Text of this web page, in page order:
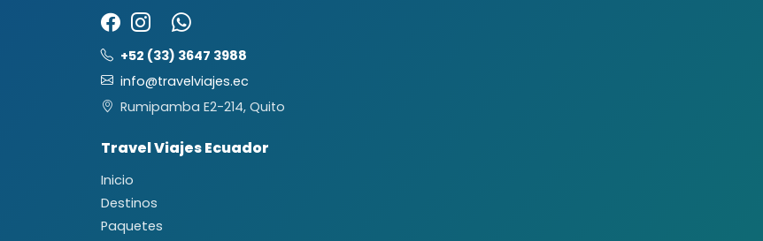
+52 (33) 3647 3988
info@travelviajes.ec
Rumipamba E2-214, Quito
Travel Viajes Ecuador
Inicio
Destinos
Paquetes